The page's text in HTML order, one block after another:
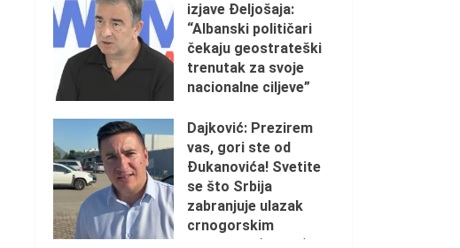
izjave Đeljošaja:
“Albanski političari
čekaju geostrateški
trenutak za svoje
nacionalne ciljeve”
Dajković: Prezirem
vas, gori ste od
Đukanovića! Svetite
se što Srbija
zabranjuje ulazak
crnogorskim